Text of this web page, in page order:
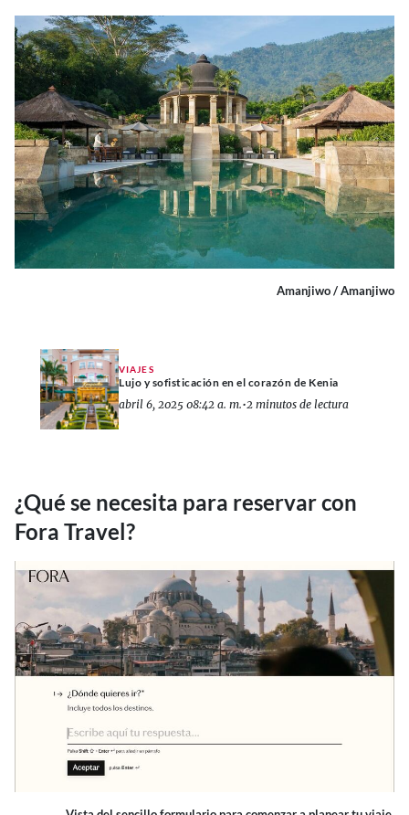
Amanjiwo / Amanjiwo
VIAJES
Lujo y sofisticación en el corazón de Kenia
abril 6, 2025 08:42 a. m.•2 minutos de lectura
¿Qué se necesita para reservar con
Fora Travel?